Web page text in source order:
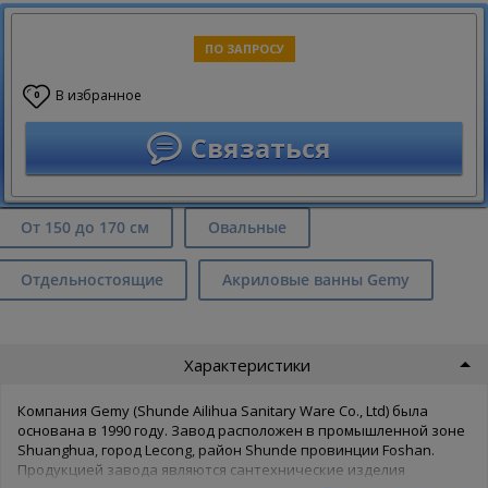
ПО ЗАПРОСУ
0 В избранное
Связаться
От 150 до 170 см Овальные
Отдельностоящие Акриловые ванны Gemy
Характеристики
Компания Gemy (Shunde Ailihua Sanitary Ware Co., Ltd) была
основана в 1990 году. Завод расположен в промышленной зоне
Shuanghua, город Lecong, район Shunde провинции Foshan.
Продукцией завода являются сантехнические изделия